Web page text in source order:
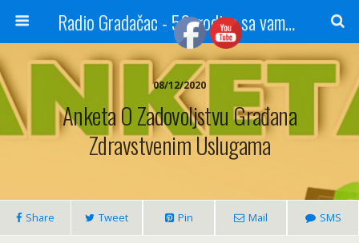
Radio Gradačac - 56 godina sa vama...
08/12/2020
Anketa O Zadovoljstvu Građana
Zdravstvenim Uslugama
Share Tweet Pin Mail SMS